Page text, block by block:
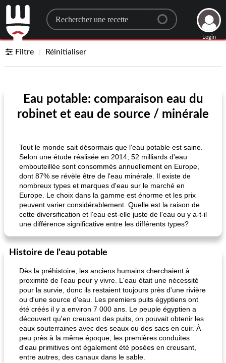
Search for a recipe
Login
Filtre Réinitialiser
Eau potable: comparaison eau du
robinet et eau de source / minérale
Tout le monde sait désormais que l'eau potable est saine.
Selon une étude réalisée en 2014, 52 milliards d'eau
embouteillée sont consommés annuellement en Europe,
dont 87% se révèle être de l'eau minérale. Il existe de
nombreux types et marques d'eau sur le marché en
Europe. Le choix dans la gamme est énorme et les prix
peuvent varier considérablement. Quelle est la raison de
cette diversification et l'eau est-elle juste de l'eau ou y a-t-il
une différence significative entre les différents types?
Histoire de l'eau potable
Dès la préhistoire, les anciens humains cherchaient à
proximité de l'eau pour y vivre. L'eau était une nécessité
pour la survie, donc ils restaient toujours près d'une rivière
ou d'une source d'eau. Les premiers puits égyptiens ont
été créés il y a environ 7 000 ans. Le peuple égyptien a
découvert qu'en creusant des puits, on pouvait obtenir les
eaux souterraines avec des seaux ou des sacs en cuir. À
peu près à la même époque, les premières conduites
d'eau primitives ont également été posées en creusant,
entre autres, des canaux dans le sable.